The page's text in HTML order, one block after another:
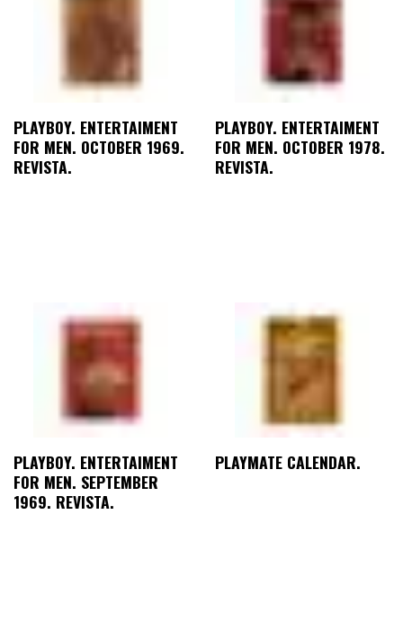
PLAYBOY. ENTERTAIMENT
FOR MEN. OCTOBER 1969.
REVISTA.
PLAYBOY. ENTERTAIMENT
FOR MEN. OCTOBER 1978.
REVISTA.
PLAYBOY. ENTERTAIMENT
FOR MEN. SEPTEMBER
1969. REVISTA.
PLAYMATE CALENDAR.